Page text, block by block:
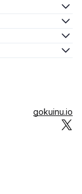
gokuinu.io